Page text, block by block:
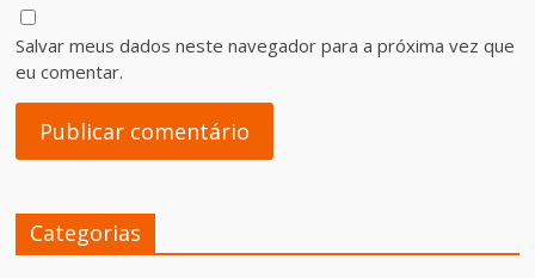
Salvar meus dados neste navegador para a próxima vez que
eu comentar.
Categorias